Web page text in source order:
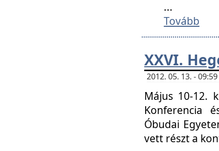
...
Tovább
XXVI.
2012. 05. 13. -
Május 10-12.
Konferencia
Óbudai
vett részt a